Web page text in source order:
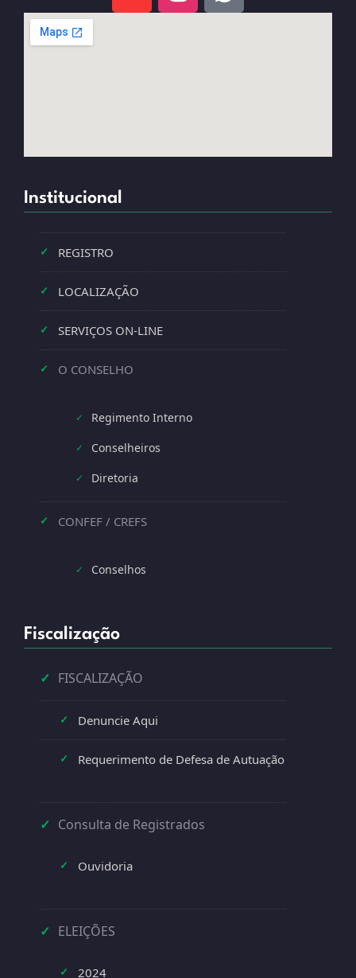
Institucional
✓ REGISTRO
✓ LOCALIZAÇÃO
✓ SERVIÇOS ON-LINE
✓ O CONSELHO
✓ Regimento Interno
✓ Conselheiros
✓ Diretoria
✓ CONFEF / CREFS
✓ Conselhos
Fiscalização
✓ FISCALIZAÇÃO
✓ Denuncie Aqui
✓ Requerimento de Defesa de Autuação
✓ Consulta de Registrados
✓ Ouvidoria
✓ ELEIÇÕES
✓ 2024